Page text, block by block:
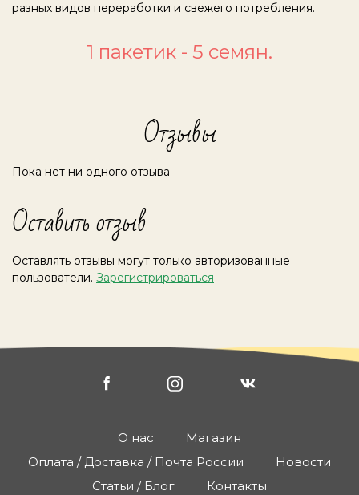
разных видов переработки и свежего потребления.
1 пакетик - 5 семян.
Отзывы
Пока нет ни одного отзыва
Оставить отзыв
Оставлять отзывы могут только авторизованные
пользователи. Зарегистрироваться
О нас
Магазин
Оплата / Доставка / Почта России
Новости
Статьи / Блог
Контакты